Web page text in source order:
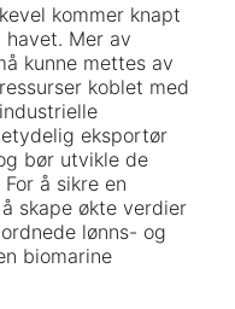
kommer knapt
Mer av
kunne mettes av
koblet med
eksportør
bør utvikle de
å sikre en
skape økte verdier
lønns- og
biomarine